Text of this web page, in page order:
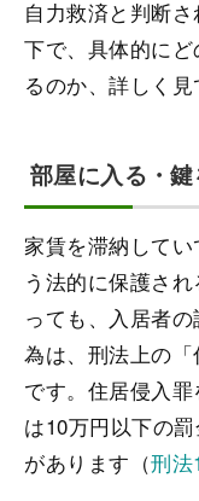
自力救済と判断
下で、具体的に
るのか、詳しく見
部屋に入る・
家賃を滞納して
う法的に保護さ
っても、入居者
為は、刑法上の
です。住居侵入
は10万円以下の
があります（刑法